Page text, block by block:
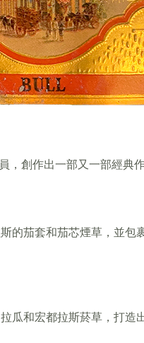
創作出一部又一部經典
的茄套和茄芯煙草，並
瓜和宏都拉斯菸草，打造